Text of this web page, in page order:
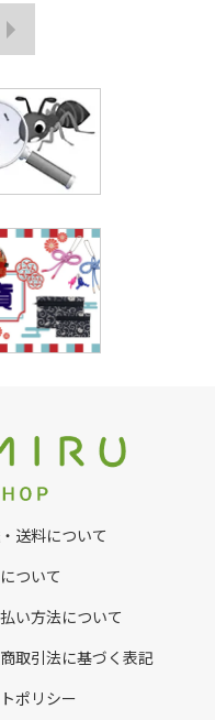
送料について
ついて
い方法について
取引法に基づく表記
ポリシー